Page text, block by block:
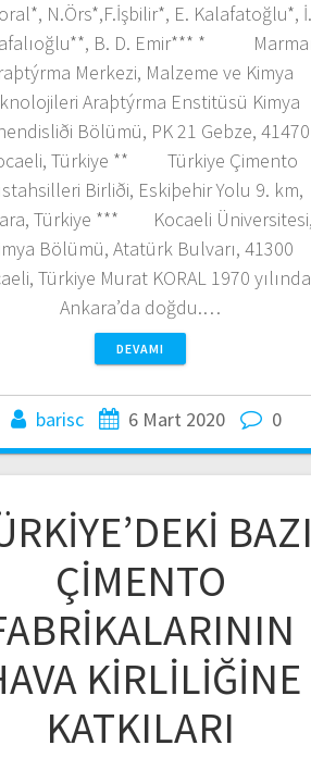
N.Örs*,F.İşbilir*, E. Kalafatoğlu*, İ.
B. D. Emir*** *
Merkezi, Malzeme ve Kimya
Araþtýrma Enstitüsü Kimya
Bölümü, PK 21 Gebze, 41470
Türkiye ** Türkiye Çimento
Birliði, Eskiþehir Yolu 9. km,
Türkiye *** Kocaeli Üniversitesi,
Bölümü, Atatürk Bulvarı, 41300
Türkiye Murat KORAL 1970 yılında
Ankara’da doğdu.…
DEVAMI
barisc 6 Mart 2020 0
BAZI
ÇİMENTO
KİRLİLİĞİNE
KATKILARI